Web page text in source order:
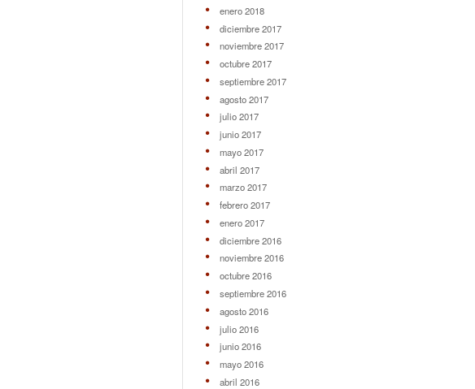
enero 2018
diciembre 2017
noviembre 2017
octubre 2017
septiembre 2017
agosto 2017
julio 2017
junio 2017
mayo 2017
abril 2017
marzo 2017
febrero 2017
enero 2017
diciembre 2016
noviembre 2016
octubre 2016
septiembre 2016
agosto 2016
julio 2016
junio 2016
mayo 2016
abril 2016